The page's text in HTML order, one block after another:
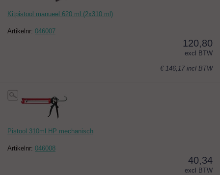
Kitpistool manueel 620 ml (2x310 ml)
Artikelnr: 046007
120,80
excl BTW
€ 146,17 incl BTW
Pistool 310ml HP mechanisch
Artikelnr: 046008
40,34
excl BTW